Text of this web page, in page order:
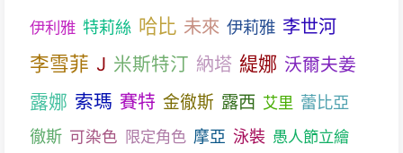
伊利雅 特莉絲 哈比 未來 伊莉雅 李世河
李雪菲 J 米斯特汀 納塔 緹娜 沃爾夫姜
露娜 索瑪 賽特 金徹斯 露西 艾里 蕾比亞
徹斯 可染色 限定角色 摩亞 泳裝 愚人節立繪